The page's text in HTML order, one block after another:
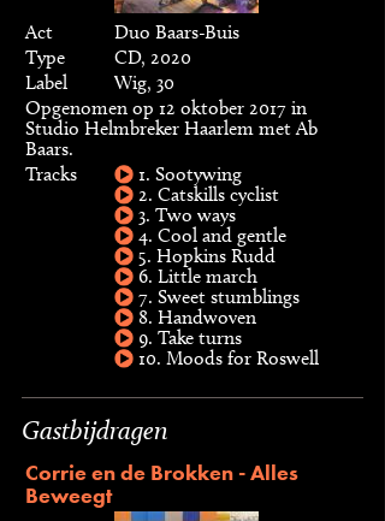
Act
Duo Baars-Buis
Type
CD, 2020
Label
Wig, 30
Opgenomen op 12 oktober 2017 in
Studio Helmbreker Haarlem met Ab
Baars.
Tracks
1. Sootywing
2. Catskills cyclist
3. Two ways
4. Cool and gentle
5. Hopkins Rudd
6. Little march
7. Sweet stumblings
8. Handwoven
9. Take turns
10. Moods for Roswell
Gastbijdragen
Corrie en de Brokken - Alles
Beweegt